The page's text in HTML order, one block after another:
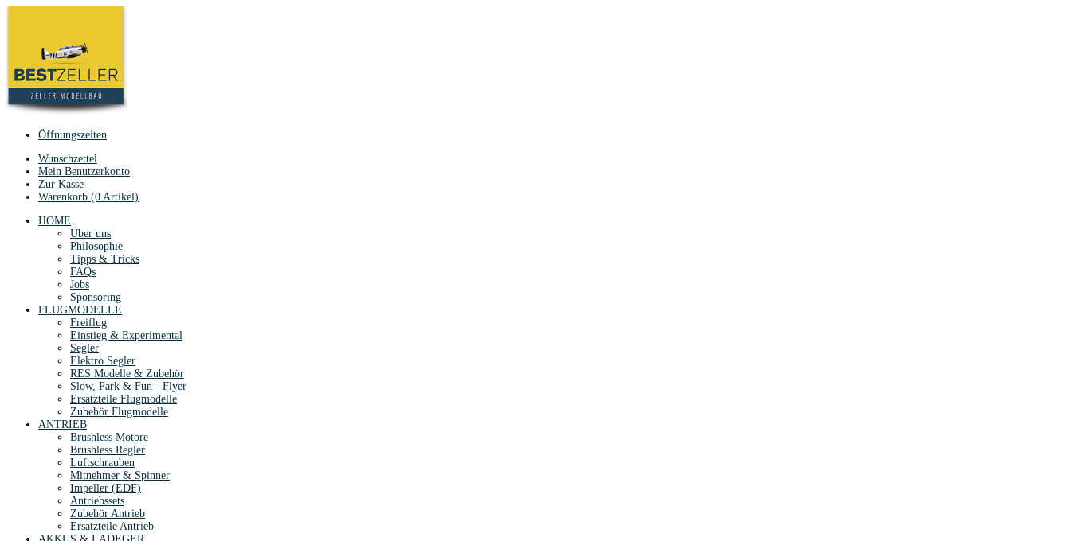
Öffnungszeiten
Wunschzettel
Mein Benutzerkonto
Zur Kasse
Warenkorb (0 Artikel)
HOME
Über uns
Philosophie
Tipps & Tricks
FAQs
Jobs
Sponsoring
FLUGMODELLE
Freiflug
Einstieg & Experimental
Segler
Elektro Segler
RES Modelle & Zubehör
Slow, Park & Fun - Flyer
Ersatzteile Flugmodelle
Zubehör Flugmodelle
ANTRIEB
Brushless Motore
Brushless Regler
Luftschrauben
Mitnehmer & Spinner
Impeller (EDF)
Antriebssets
Zubehör Antrieb
Ersatzteile Antrieb